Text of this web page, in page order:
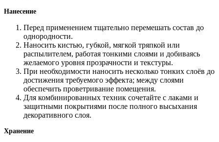
Нанесение
Перед применением тщательно перемешать состав до
однородности.
Наносить кистью, губкой, мягкой тряпкой или
распылителем, работая тонкими слоями и добиваясь
желаемого уровня прозрачности и текстуры.
При необходимости наносить несколько тонких слоёв до
достижения требуемого эффекта; между слоями
обеспечить проветривание помещения.
Для комбинированных техник сочетайте с лаками и
защитными покрытиями после полного высыхания
декоративного слоя.
Хранение